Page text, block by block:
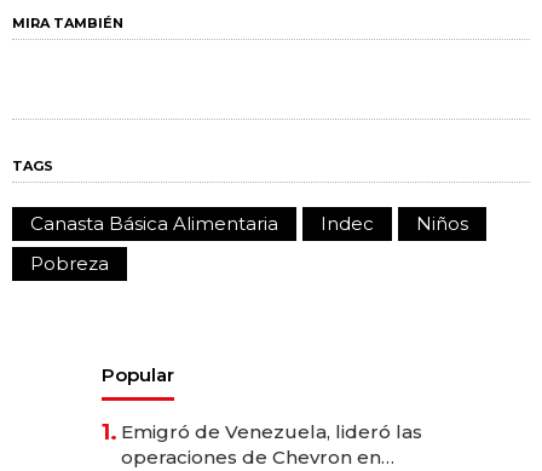
MIRA TAMBIÉN
TAGS
Canasta Básica Alimentaria Indec
Niños
Pobreza
Popular
1. Emigró de Venezuela, lideró las
operaciones de Chevron en